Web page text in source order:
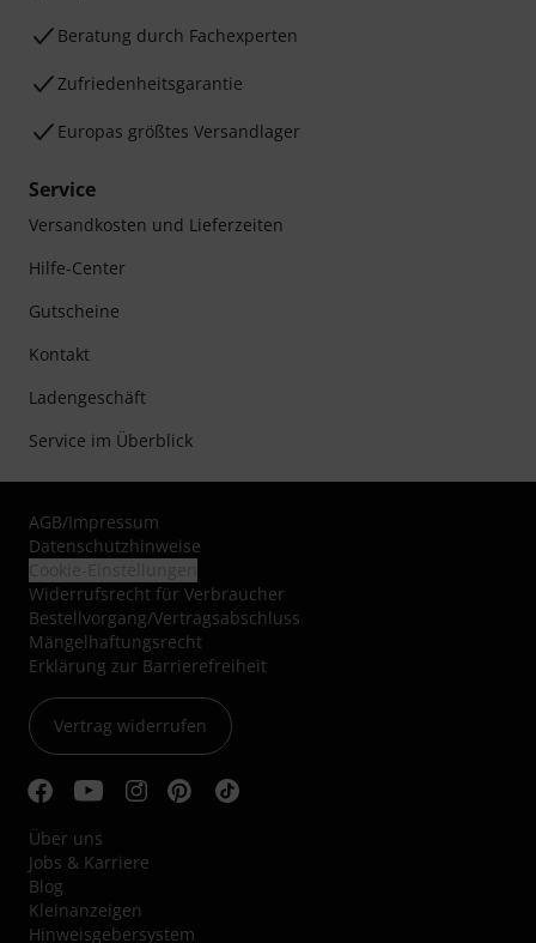
Beratung durch Fachexperten
Zufriedenheitsgarantie
Europas größtes Versandlager
Service
Versandkosten und Lieferzeiten
Hilfe-Center
Gutscheine
Kontakt
Ladengeschäft
Service im Überblick
AGB/Impressum
Datenschutzhinweise
Widerrufsrecht für Verbraucher
Bestellvorgang/Vertragsabschluss
Mängelhaftungsrecht
Erklärung zur Barrierefreiheit
Vertrag widerrufen
Über uns
Jobs & Karriere
Blog
Kleinanzeigen
Hinweisgebersystem